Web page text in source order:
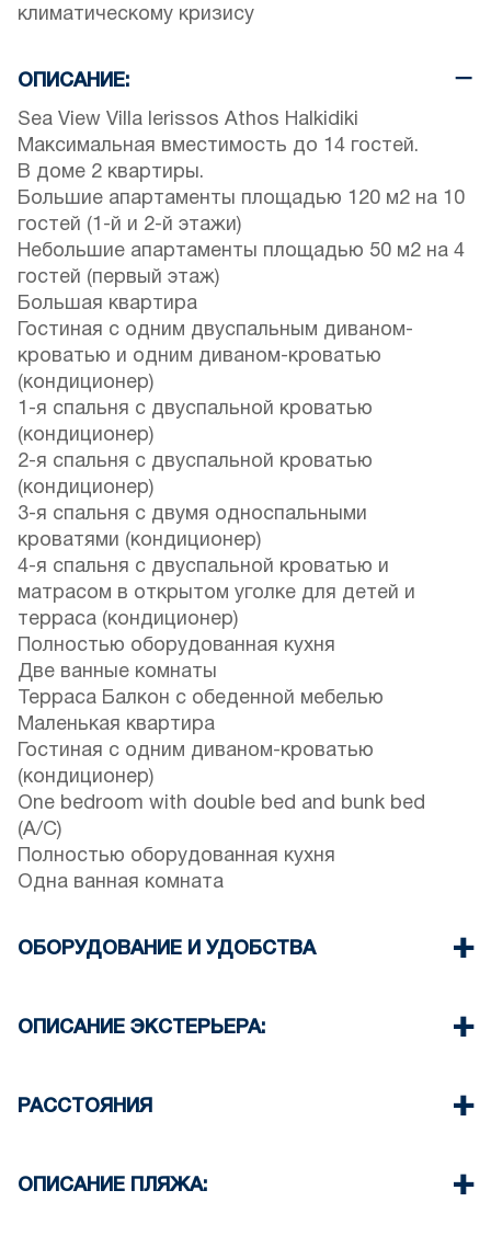
климатическому кризису
ОПИСАНИЕ:
Sea View Villa Ierissos Athos Halkidiki
Максимальная вместимость до 14 гостей.
В доме 2 квартиры.
Большие апартаменты площадью 120 м2 на 10
гостей (1-й и 2-й этажи)
Небольшие апартаменты площадью 50 м2 на 4
гостей (первый этаж)
Большая квартира
Гостиная с одним двуспальным диваном-
кроватью и одним диваном-кроватью
(кондиционер)
1-я спальня с двуспальной кроватью
(кондиционер)
2-я спальня с двуспальной кроватью
(кондиционер)
3-я спальня с двумя односпальными
кроватями (кондиционер)
4-я спальня с двуспальной кроватью и
матрасом в открытом уголке для детей и
терраса (кондиционер)
Полностью оборудованная кухня
Две ванные комнаты
Терраса Балкон с обеденной мебелью
Маленькая квартира
Гостиная с одним диваном-кроватью
(кондиционер)
One bedroom with double bed and bunk bed
(A/C)
Полностью оборудованная кухня
Одна ванная комната
ОБОРУДОВАНИЕ И УДОБСТВА
Кондиционеры
Стиральная машина
ОПИСАНИЕ ЭКСТЕРЬЕРА:
Есть возможность припарковаться на улице
РАССТОЯНИЯ
Центр поселка 100 м
ОПИСАНИЕ ПЛЯЖА: